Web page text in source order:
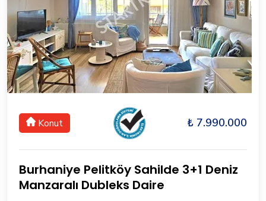
Konut ₺ 7.990.000
Burhaniye Pelitköy Sahilde 3+1 Deniz
Manzaralı Dubleks Daire